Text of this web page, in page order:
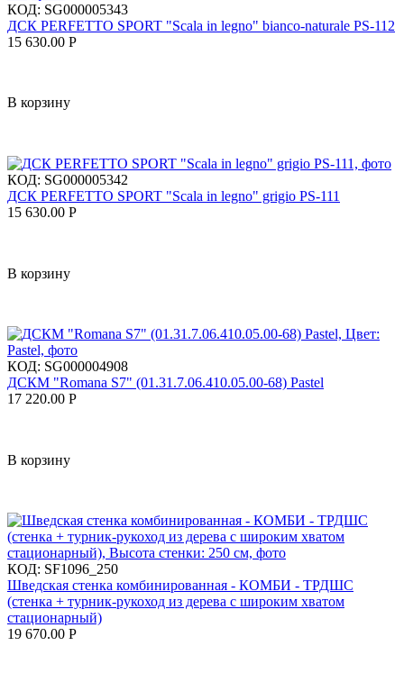
КОД: SG000005343
ДСК PERFETTO SPORT "Scala in legno" bianco-naturale PS-112
15 630.00 Р
В корзину
КОД: SG000005342
ДСК PERFETTO SPORT "Scala in legno" grigio PS-111
15 630.00 Р
В корзину
КОД: SG000004908
ДСКМ "Romana S7" (01.31.7.06.410.05.00-68) Pastel
17 220.00 Р
В корзину
КОД: SF1096_250
Шведская стенка комбинированная - КОМБИ - ТРДШС
(стенка + турник-рукоход из дерева с широким хватом
стационарный)
19 670.00 Р